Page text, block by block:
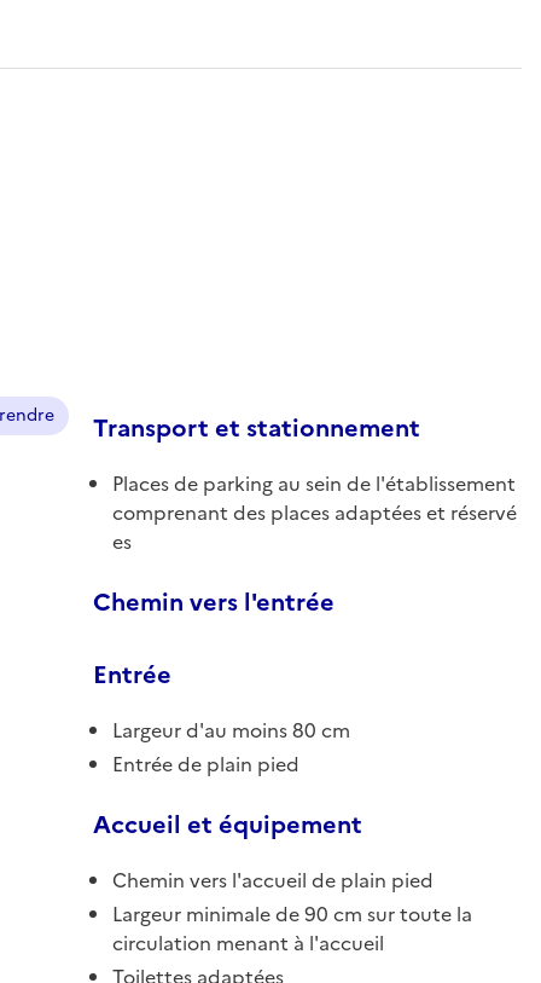
Transport et stationnement
Places de parking au sein de l'établissement
comprenant des places adaptées et réservé
es
Chemin vers l'entrée
Entrée
Largeur d'au moins 80 cm
Entrée de plain pied
Accueil et équipement
Chemin vers l'accueil de plain pied
Largeur minimale de 90 cm sur toute la
circulation menant à l'accueil
Toilettes adaptées